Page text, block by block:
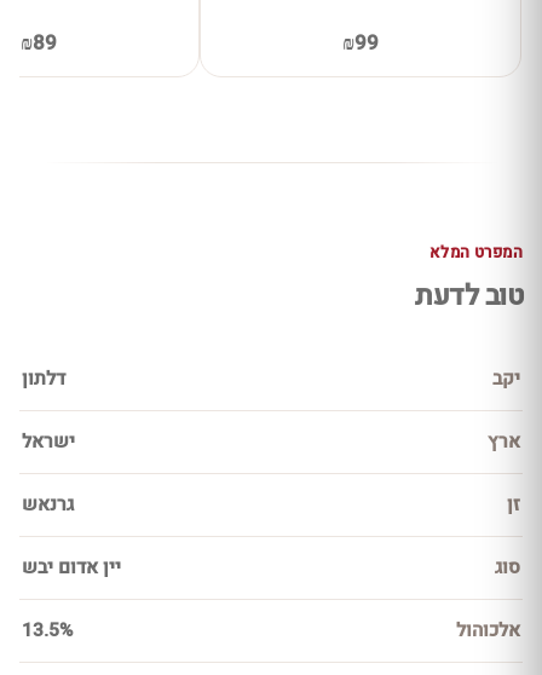
₪99
₪89
המפרט המלא
טוב לדעת
יקב דלתון
ארץ ישראל
זן גרנאש
סוג יין אדום יבש
אלכוהול 13.5%